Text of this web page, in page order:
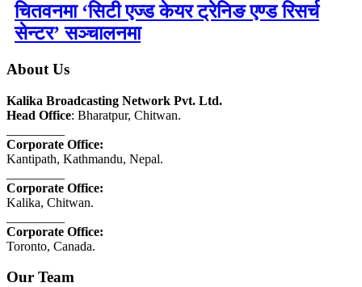
चितवनमा ‘सिटी एज्ड केयर ट्रेनिङ एण्ड रिसर्च
सेन्टर’ सञ्चालनमा
About Us
Kalika Broadcasting Network Pvt. Ltd.
Head Office: Bharatpur, Chitwan.
Corporate Office:
Kantipath, Kathmandu, Nepal.
Corporate Office:
Kalika, Chitwan.
Corporate Office:
Toronto, Canada.
Our Team